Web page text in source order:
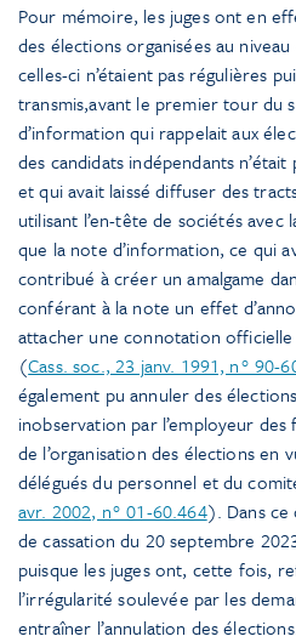
Pour mémoire, les juges ont en
des élections organisées au niveau
celles-ci n’étaient pas régulières
transmis,avant le premier tour du
d’information qui rappelait aux
des candidats indépendants
et qui avait laissé diffuser des
utilisant l’en-tête de sociétés
que la note d’information, ce qui
contribué à créer un amalgame
conférant à la note un effet
attacher une connotation officielle
(Cass. soc., 23 janv. 1991, n° 90-
également pu annuler des
inobservation par l’employeur des
de l’organisation des élections en
délégués du personnel et du
avr. 2002, n° 01-60.464). Dans ce
de cassation du 20 septembre
puisque les juges ont, cette fois,
l’irrégularité soulevée par les
entraîner l’annulation des